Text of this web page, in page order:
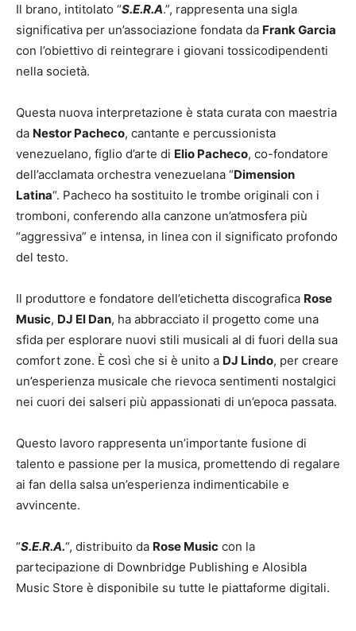
Il brano, intitolato “S.E.R.A.”, rappresenta una sigla
significativa per un’associazione fondata da Frank Garcia
con l’obiettivo di reintegrare i giovani tossicodipendenti
nella società.
Questa nuova interpretazione è stata curata con maestria
da Nestor Pacheco, cantante e percussionista
venezuelano, figlio d’arte di Elio Pacheco, co-fondatore
dell’acclamata orchestra venezuelana “Dimension
Latina“. Pacheco ha sostituito le trombe originali con i
tromboni, conferendo alla canzone un’atmosfera più
“aggressiva” e intensa, in linea con il significato profondo
del testo.
Il produttore e fondatore dell’etichetta discografica Rose
Music, DJ El Dan, ha abbracciato il progetto come una
sfida per esplorare nuovi stili musicali al di fuori della sua
comfort zone. È così che si è unito a DJ Lindo, per creare
un’esperienza musicale che rievoca sentimenti nostalgici
nei cuori dei salseri più appassionati di un’epoca passata.
Questo lavoro rappresenta un’importante fusione di
talento e passione per la musica, promettendo di regalare
ai fan della salsa un’esperienza indimenticabile e
avvincente.
“S.E.R.A.“, distribuito da Rose Music con la
partecipazione di Downbridge Publishing e Alosibla
Music Store è disponibile su tutte le piattaforme digitali.